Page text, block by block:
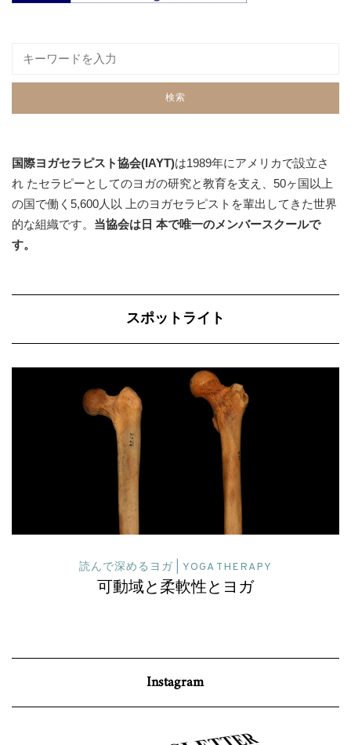
国際ヨガセラピスト協会(IAYT)は1989年にアメリカで設立さ
れ たセラピーとしてのヨガの研究と教育を支え、50ヶ国以上
の国で働く5,600人以 上のヨガセラピストを輩出してきた世界
的な組織です。 当協会は日 本で唯一のメンバースクールで
す。
スポットライト
ヨガセラピーに関わる人々
国際ヨガセラピスト協会（ＩＡＹＴ）
Instagram